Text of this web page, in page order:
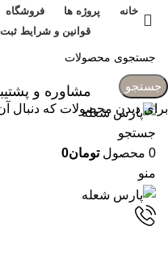
خانه پروژه ها فروشگاه
قوانین و شرایط
مشاوره و پشتیبانی:
جستجو
0 محصول تومان0
منو
جستجو
برای دیدن محصولات که دنبال